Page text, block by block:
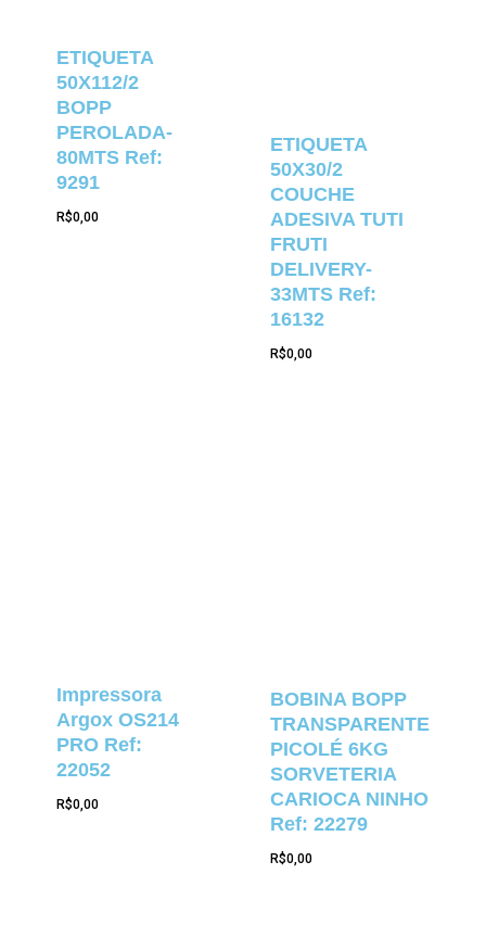
ETIQUETA
50X112/2
BOPP
PEROLADA-
80MTS Ref:
9291
R$0,00
ETIQUETA
50X30/2
COUCHE
ADESIVA TUTI
FRUTI
DELIVERY-
33MTS Ref:
16132
R$0,00
Impressora
Argox OS214
PRO Ref:
22052
R$0,00
BOBINA BOPP
TRANSPARENTE
PICOLÉ 6KG
SORVETERIA
CARIOCA NINHO
Ref: 22279
R$0,00